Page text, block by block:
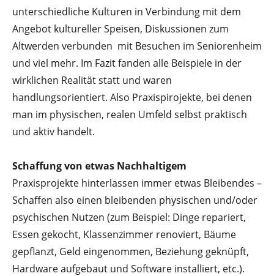
unterschiedliche Kulturen in Verbindung mit dem
Angebot kultureller Speisen, Diskussionen zum
Altwerden verbunden mit Besuchen im Seniorenheim
und viel mehr. Im Fazit fanden alle Beispiele in der
wirklichen Realität statt und waren
handlungsorientiert. Also Praxispirojekte, bei denen
man im physischen, realen Umfeld selbst praktisch
und aktiv handelt.
Schaffung von etwas Nachhaltigem
Praxisprojekte hinterlassen immer etwas Bleibendes –
Schaffen also einen bleibenden physischen und/oder
psychischen Nutzen (zum Beispiel: Dinge repariert,
Essen gekocht, Klassenzimmer renoviert, Bäume
gepflanzt, Geld eingenommen, Beziehung geknüpft,
Hardware aufgebaut und Software installiert, etc.).